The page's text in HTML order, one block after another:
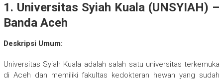
1. Universitas Syiah Kuala (UNSYIAH) –
Banda Aceh
Deskripsi Umum:
Universitas Syiah Kuala adalah salah satu universitas terkemuka
di Aceh dan memiliki fakultas kedokteran hewan yang sudah